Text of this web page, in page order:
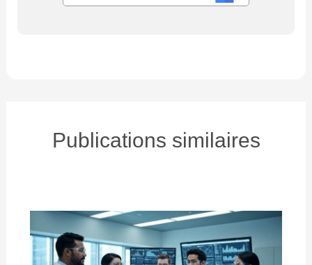
Publications similaires